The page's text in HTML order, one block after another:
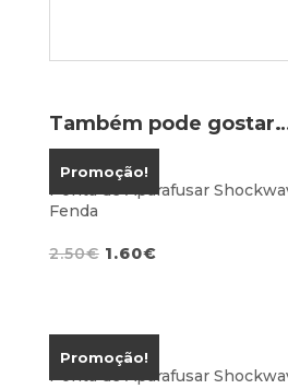
Também pode
Promoção!
Ponta de Aparafusar
Fenda
2.50€ O
2.50€.
1.60€O
Promoção!
Ponta de Aparafusar